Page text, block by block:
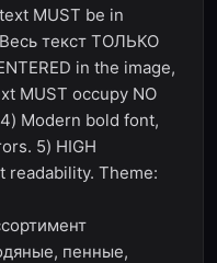
MUST be in
Весь текст ТОЛЬКО
in the image,
MUST occupy NO
Modern bold font,
5) HIGH
readability. Theme:
пенные,